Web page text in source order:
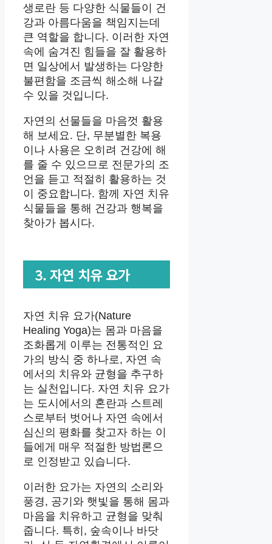
생로란 등 다양한 식물들이 건
강과 아름다움을 책임지는데
큰 역할을 합니다. 이러한 자연
속에 숨겨진 힘들을 잘 활용하
면 일상에서 발생하는 다양한
불편함을 조금씩 해소해 나갈
수 있을 것입니다.
자연의 선물들을 마음껏 활용
해 보세요. 단, 무분별한 복용
이나 사용은 오히려 건강에 해
를 줄 수 있으므로 전문가의 조
언을 듣고 적절히 활용하는 것
이 중요합니다. 함께 자연 치유
식물들을 통해 건강과 행복을
찾아가 봅시다.
3. 자연 치유 요가
자연 치유 요가(Nature
Healing Yoga)는 몸과 마음을
조화롭게 이루는 전통적인 요
가의 방식 중 하나로, 자연 속
에서의 치유와 균형을 추구하
는 실천입니다. 자연 치유 요가
는 도시에서의 혼란과 스트레
스로부터 벗어나 자연 속에서
심신의 평화를 찾고자 하는 이
들에게 매우 적절한 방법론으
로 인정받고 있습니다.
이러한 요가는 자연의 소리와
풍경, 공기와 햇빛을 통해 몸과
마음을 치유하고 균형을 맞춰
줍니다. 특히, 숲속이나 바닷